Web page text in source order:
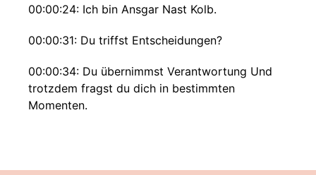
00:00:24: Ich bin Ansgar Nast Kolb.
00:00:31: Du triffst Entscheidungen?
00:00:34: Du übernimmst Verantwortung Und
trotzdem fragst du dich in bestimmten
Momenten.
00:00:43: Nicht laut, nicht offensichtlich.